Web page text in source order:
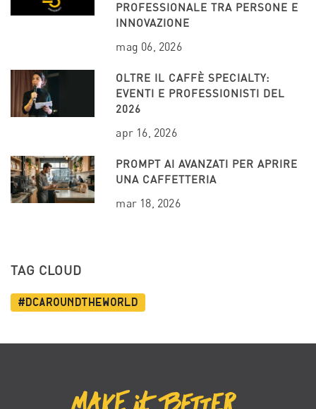
PROFESSIONALE TRA PERSONE E
INNOVAZIONE
mag 06, 2026
OLTRE IL CAFFÈ SPECIALTY:
EVENTI E PROFESSIONISTI DEL
2026
apr 16, 2026
PROMPT AI AVANZATI PER APRIRE
UNA CAFFETTERIA
mar 18, 2026
TAG CLOUD
#dcaroundtheworld